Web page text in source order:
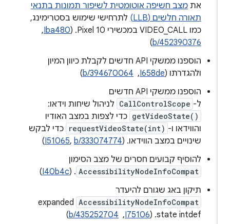
אתמצב חשיפה אוטומטית לשיפור תמונות בתנאי
תאורה חלשים (LLB)
לתרחישי שימוש בסטרימינג,
כמו VIDEO_CALL במכשירי Pixel 10. (
Iba480
, ‏
b/452390376
)
הוספנו ממשקי API חדשים לקבלת כיוון המיון
ולהגדרתו (I658de
, ‏
b/394670064
)
הוספנו ממשקי API חדשים
CallControlScope לניהול שיחות וידאו:
getVideoState() כדי לצפות במצב האודיו
והווידאו ו- requestVideoState(int) כדי לבקש
שינויים במצב הווידאו. (
I51065,b/333074774
)
להוסיף קבועים חסרים של מצב הסימון
AccessibilityNodeInfoCompat
. (
I40b4c
)
תיקון באג שגורם להיעדר
AccessibilityNodeInfoCompat
expanded
state intdef. ‫(
I75106
, ‏
b/435252704
)